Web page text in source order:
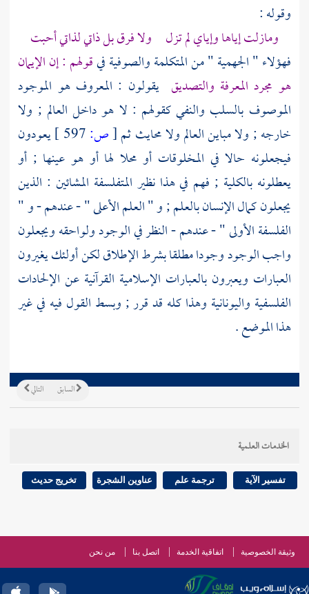
وقوله :
ومازلت إياها وإياي لم تزل ولا فرق بل ذاتي لذاتي أحبت
فهؤلاء "الجهمية" منالمتكلمةوالصوفيةفيقولهم : إن الإيمان
هو مجرد المعرفة والتصديق يقولون : المعروف هو الموجود
الموصوف بالسلب والنفي كقولهم : لا هو داخل العالم ; ولا
خارجه ; ولا مباين العالم ولا محايث ثم[ص:
يعودون
فيجعلونه حالا في المخلوقات أو محلا لها أو هو عينها ; أو
يعطلونه بالكلية ; فهم في هذا نظير المتفلسفة المشائين : الذين
يجعلون كمال الإنسان بالعلم ; و " العلم الأعلى " - عندهم - و "
الفلسفة الأولى " - عندهم - النظر في الوجود ولواحقه ويجعلون
واجب الوجود وجودا مطلقا بشرط الإطلاق لكن أولئك يغيرون
العبارات ويعبرون بالعبارات الإسلامية القرآنية عن الإلحادات
الفلسفية واليونانية وهذا كله قد قرر ; وبسط القول فيه في غير
هذا الموضع .
التالي السابق
الخدمات العلمية
تفسير الآية ترجمة علم عناوين الشجرة تخريج حديث
وثيقة الخصوصية اتفاقية الخدمة اتصل بنا من نحن